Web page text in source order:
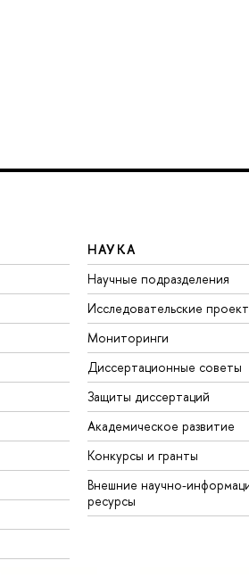
НАУКА
Научные подразделения
Исследовательские
Мониторинги
Диссертационные советы
Защиты диссертаций
Академическое развитие
Конкурсы и гранты
Внешние научно-
ресурсы